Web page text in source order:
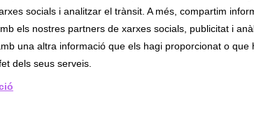
socials i analitzar el trànsit. A més, compartim
els nostres partners de xarxes socials, publicitat i
una altra informació que els hagi proporcionat o que
dels seus serveis.